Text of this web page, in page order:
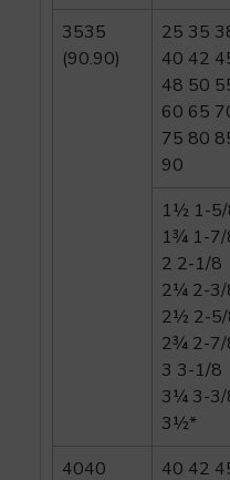
3535
(90.90)
25 35
40 42
48 50
60 65
75 80
90
1½ 1-
1¾ 1-7/
2 2-1/8
2¼ 2-3/
2½ 2-
2¾ 2-7/
3 3-1/8
3¼ 3-3/
3½*
4040
40 42